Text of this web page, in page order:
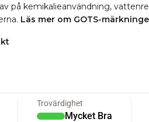
på kemikalieanvändning,
Läs mer om GOTS-